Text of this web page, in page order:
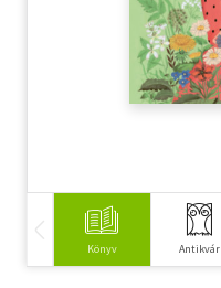
Tankönyv, segédkönyv
Társadalomtudomány
Történelem
Könyv Antikvár